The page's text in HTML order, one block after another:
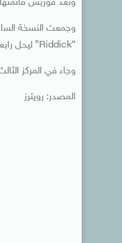
وتعد فوربس
“Riddick” ليحل رابعا على قائمة فوربس.
وجاء في المركز
المصدر: رويترز